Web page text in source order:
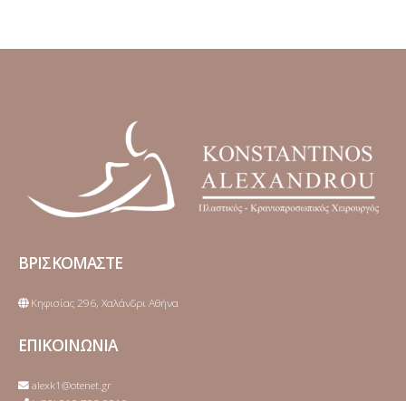
ΒΡΙΣΚΟΜΑΣΤΕ
Κηφισίας 296, Χαλάνδρι Αθήνα
ΕΠΙΚΟΙΝΩΝΙΑ
alexk1@otenet.gr